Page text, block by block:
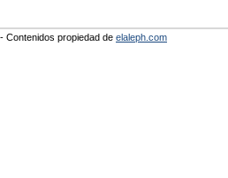
Contenidos propiedad de elaleph.com